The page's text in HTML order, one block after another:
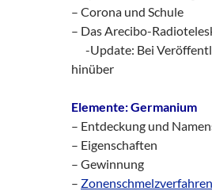
– Corona und Schule
– Das Arecibo-
-Update: Bei
hinüber
Elemente: Germanium
– Entdeckung und
– Eigenschaften
– Gewinnung
– Zonenschmelzverfahren